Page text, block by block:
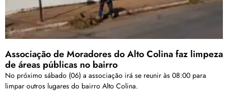
Associação de Moradores do Alto Colina faz limpeza
de áreas públicas no bairro
No próximo sábado (06) a associação irá se reunir às 08:00 para
limpar outros lugares do bairro Alto Colina.